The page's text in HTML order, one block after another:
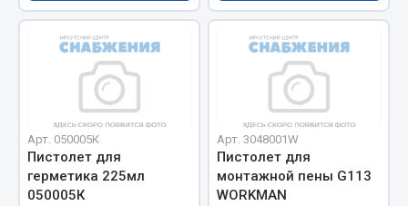
Слесарный инструмент
Столярный инструмент
Показать ещё
Весь раздел
Цепи подъёмные
Арт. 050005К
Пистолет для
герметика 225мл
050005К
Арт. 3048001W
Пистолет для
монтажной пены G113
WORKMAN